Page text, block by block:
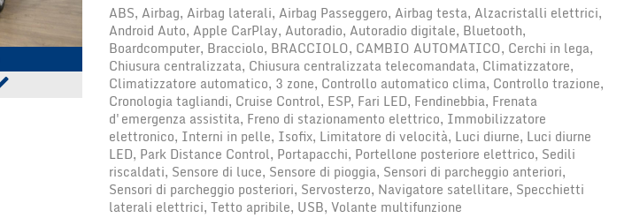
ABS, Airbag, Airbag laterali, Airbag Passeggero, Airbag testa, Alzacristalli elettrici,
Android Auto, Apple CarPlay, Autoradio, Autoradio digitale, Bluetooth,
Boardcomputer, Bracciolo, BRACCIOLO, CAMBIO AUTOMATICO, Cerchi in lega,
Chiusura centralizzata, Chiusura centralizzata telecomandata, Climatizzatore,
Climatizzatore automatico, 3 zone, Controllo automatico clima, Controllo trazione,
Cronologia tagliandi, Cruise Control, ESP, Fari LED, Fendinebbia, Frenata
d'emergenza assistita, Freno di stazionamento elettrico, Immobilizzatore
elettronico, Interni in pelle, Isofix, Limitatore di velocità, Luci diurne, Luci diurne
LED, Park Distance Control, Portapacchi, Portellone posteriore elettrico, Sedili
riscaldati, Sensore di luce, Sensore di pioggia, Sensori di parcheggio anteriori,
Sensori di parcheggio posteriori, Servosterzo, Navigatore satellitare, Specchietti
laterali elettrici, Tetto apribile, USB, Volante multifunzione